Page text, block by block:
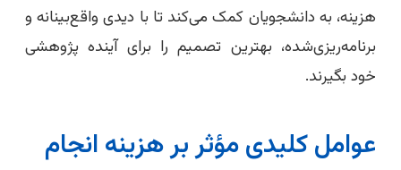
هزینه، به دانشجویان کمک می‌کند تا با دیدی واقع‌بینانه و
برنامه‌ریزی‌شده، بهترین تصمیم را برای آینده پژوهشی
خود بگیرند.
عوامل کلیدی مؤثر بر هزینه انجام